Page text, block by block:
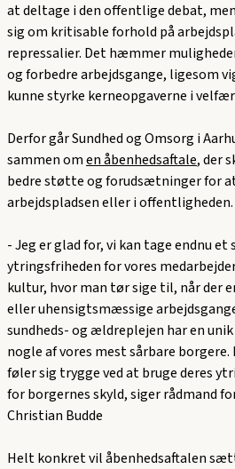
at deltage i den offentlige debat,
sig om kritisable forhold på
repressalier. Det hæmmer
og forbedre arbejdsgange, ligesom
kunne styrke kerneopgaverne i
Derfor går Sundhed og Omsorg i
sammen omen åbenhedsaftale, der
bedre støtte og forudsætninger for
arbejdspladsen eller i offentligheden.
- Jeg er glad for, vi kan tage endnu
ytringsfriheden for vores
kultur, hvor man tør sige til, når der
eller uhensigtsmæssige
sundheds- og ældreplejen har en
nogle af vores mest sårbare borgere.
føler sig trygge ved at bruge deres
for borgernes skyld, siger rådmand
Christian Budde
Helt konkret vil åbenhedsaftalen